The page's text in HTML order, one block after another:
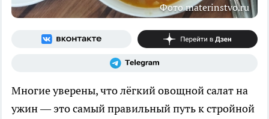
Фото materinstvo.ru
Многие уверены, что лёгкий овощной салат на
ужин — это самый правильный путь к стройной